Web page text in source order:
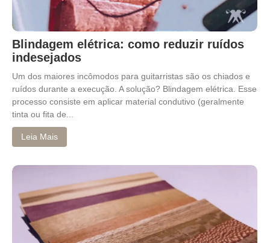
Blindagem elétrica: como reduzir ruídos
indesejados
Um dos maiores incômodos para guitarristas são os chiados e
ruídos durante a execução. A solução? Blindagem elétrica. Esse
processo consiste em aplicar material condutivo (geralmente
tinta ou fita de...
Leia Mais